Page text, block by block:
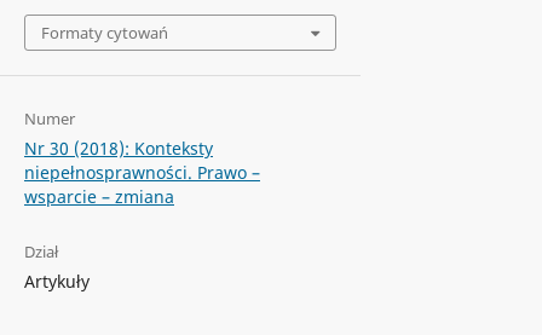
Formaty cytowań
Numer
Nr 30 (2018): Konteksty
niepełnosprawności. Prawo –
wsparcie – zmiana
Dział
Artykuły